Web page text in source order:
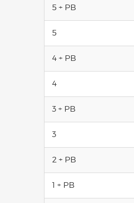
5 + PB
5
4 + PB
4
3 + PB
3
2 + PB
1 + PB